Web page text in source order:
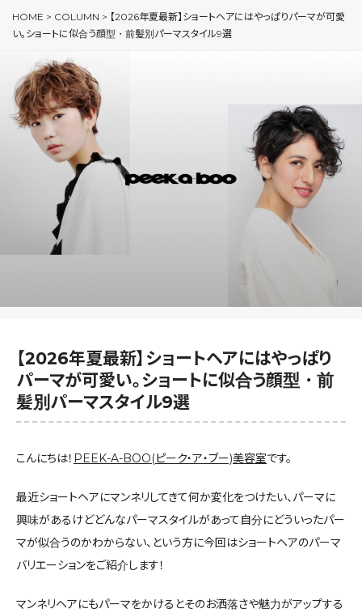
HOME > COLUMN > 【2026年夏最新】ショートヘアにはやっぱりパーマが可愛
い。ショートに似合う顔型・前髪別パーマスタイル9選
【2026年夏最新】ショートヘアにはやっぱり
パーマが可愛い。ショートに似合う顔型・前
髪別パーマスタイル9選
こんにちは！ PEEK-A-BOO(ピーク・ア・ブー)美容室です。
最近ショートヘアにマンネリしてきて何か変化をつけたい、パーマに
興味があるけどどんなパーマスタイルがあって自分にどういったパー
マが似合うのかわからない、という方に今回はショートヘアのパーマ
バリエーションをご紹介します！
マンネリヘアにもパーマをかけるとそのお洒落さや魅力がアップする